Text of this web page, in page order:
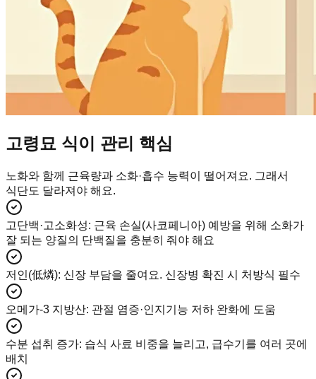
고령묘 식이 관리 핵심
노화와 함께 근육량과 소화·흡수 능력이 떨어져요. 그래서
식단도 달라져야 해요.
고단백·고소화성: 근육 손실(사코페니아) 예방을 위해 소화가
잘 되는 양질의 단백질을 충분히 줘야 해요
저인(低燐): 신장 부담을 줄여요. 신장병 확진 시 처방식 필수
오메가-3 지방산: 관절 염증·인지기능 저하 완화에 도움
수분 섭취 증가: 습식 사료 비중을 늘리고, 급수기를 여러 곳에
배치